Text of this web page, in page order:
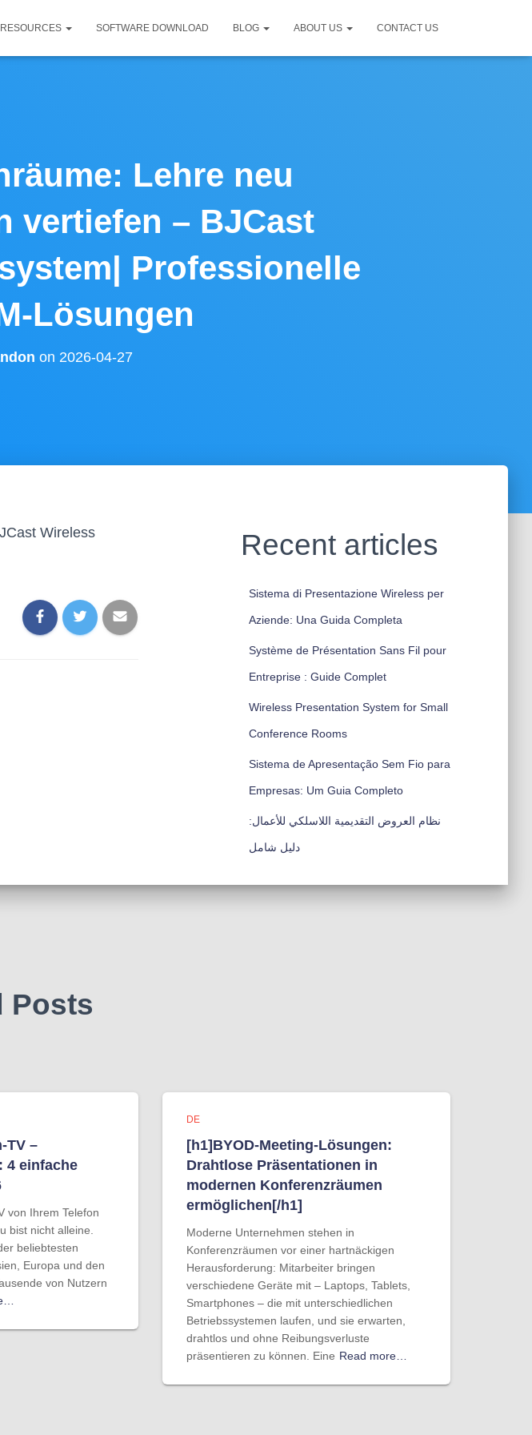
RESOURCES SOFTWARE DOWNLOAD BLOG ABOUT US CONTACT US
Lehre neu
vertiefen – BJCast
Professionelle
Lösungen
on 2026-04-27
Wireless
Recent articles
Sistema di Presentazione Wireless per
Aziende: Una Guida Completa
Système de Présentation Sans Fil pour
Entreprise : Guide Complet
Wireless Presentation System for Small
Conference Rooms
Sistema de Apresentação Sem Fio para
Empresas: Um Guia Completo
نظام العروض التقديمية اللاسلكي للأعمال:
دليل شامل
Posts
TV –
4 einfache
von Ihrem Telefon
bist nicht alleine.
beliebtesten
Europa und den
von Nutzern
DE
[h1]BYOD-Meeting-Lösungen:
Drahtlose Präsentationen in
modernen Konferenzräumen
ermöglichen[/h1]
Moderne Unternehmen stehen in
Konferenzräumen vor einer hartnäckigen
Herausforderung: Mitarbeiter bringen
verschiedene Geräte mit – Laptops, Tablets,
Smartphones – die mit unterschiedlichen
Betriebssystemen laufen, und sie erwarten,
drahtlos und ohne Reibungsverluste
präsentieren zu können. Eine Read more…